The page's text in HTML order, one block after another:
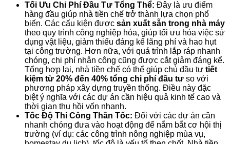
Tối Ưu Chi Phí Đầu Tư Tổng Thể: Đây là ưu điểm
hàng đầu giúp nhà tiền chế trở thành lựa chọn phổ
biến. Các cấu kiện được sản xuất sẵn trong nhà máy
theo quy trình công nghiệp hóa, giúp tối ưu hóa việc sử
dụng vật liệu, giảm thiểu đáng kể lãng phí và hao hụt
tại công trường. Hơn nữa, với quá trình lắp ráp nhanh
chóng, chi phí nhân công cũng được cắt giảm đáng kể.
Tổng hợp lại, nhà tiền chế có thể giúp chủ đầu tư tiết
kiệm từ 20% đến 40% tổng chi phí đầu tư so với
phương pháp xây dựng truyền thống. Điều này đặc
biệt ý nghĩa với các dự án cần hiệu quả kinh tế cao và
thời gian thu hồi vốn nhanh.
Tốc Độ Thi Công Thần Tốc: Đối với các dự án cần
nhanh chóng đưa vào hoạt động để nắm bắt cơ hội thị
trường (ví dụ: các công trình nông nghiệp mùa vụ,